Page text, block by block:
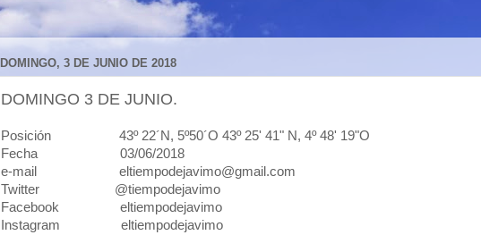
DOMINGO, 3 DE JUNIO DE 2018
DOMINGO 3 DE JUNIO.
Posición 43º 22´N, 5º50´O 43º 25' 41" N, 4º 48' 19"O
Fecha 03/06/2018
e-mail eltiempodejavimo@gmail.com
Twitter @tiempodejavimo
Facebook eltiempodejavimo
Instagram eltiempodejavimo